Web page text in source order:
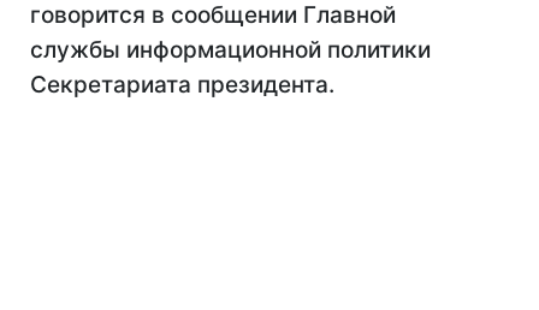
говорится в сообщении Главной
службы информационной политики
Секретариата президента.